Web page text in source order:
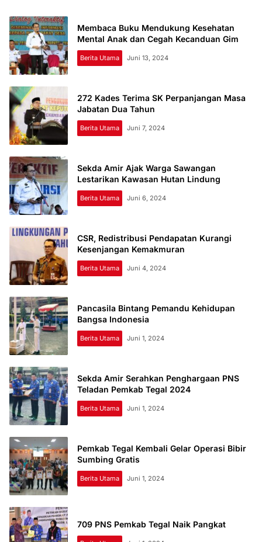
Membaca Buku Mendukung Kesehatan
Mental Anak dan Cegah Kecanduan Gim
Berita Utama Juni 13, 2024
272 Kades Terima SK Perpanjangan Masa
Jabatan Dua Tahun
Berita Utama Juni 7, 2024
Sekda Amir Ajak Warga Sawangan
Lestarikan Kawasan Hutan Lindung
Berita Utama Juni 6, 2024
CSR, Redistribusi Pendapatan Kurangi
Kesenjangan Kemakmuran
Berita Utama Juni 4, 2024
Pancasila Bintang Pemandu Kehidupan
Bangsa Indonesia
Berita Utama Juni 1, 2024
Sekda Amir Serahkan Penghargaan PNS
Teladan Pemkab Tegal 2024
Berita Utama Juni 1, 2024
Pemkab Tegal Kembali Gelar Operasi Bibir
Sumbing Gratis
Berita Utama Juni 1, 2024
709 PNS Pemkab Tegal Naik Pangkat